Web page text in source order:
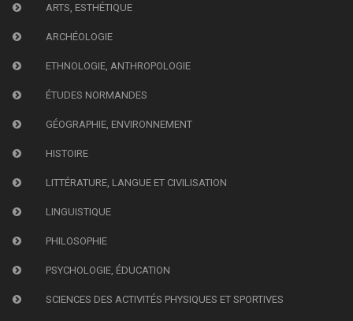
ARTS, ESTHÉTIQUE
ARCHÉOLOGIE
ETHNOLOGIE, ANTHROPOLOGIE
ÉTUDES NORMANDES
GÉOGRAPHIE, ENVIRONNEMENT
HISTOIRE
LITTÉRATURE, LANGUE ET CIVILISATION
LINGUISTIQUE
PHILOSOPHIE
PSYCHOLOGIE, ÉDUCATION
SCIENCES DES ACTIVITÉS PHYSIQUES ET SPORTIVES